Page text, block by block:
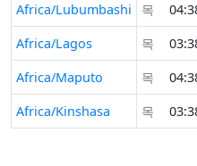
Africa/Lubumbashi
목
Africa/Lagos
목
Africa/Maputo
목
Africa/Kinshasa
목